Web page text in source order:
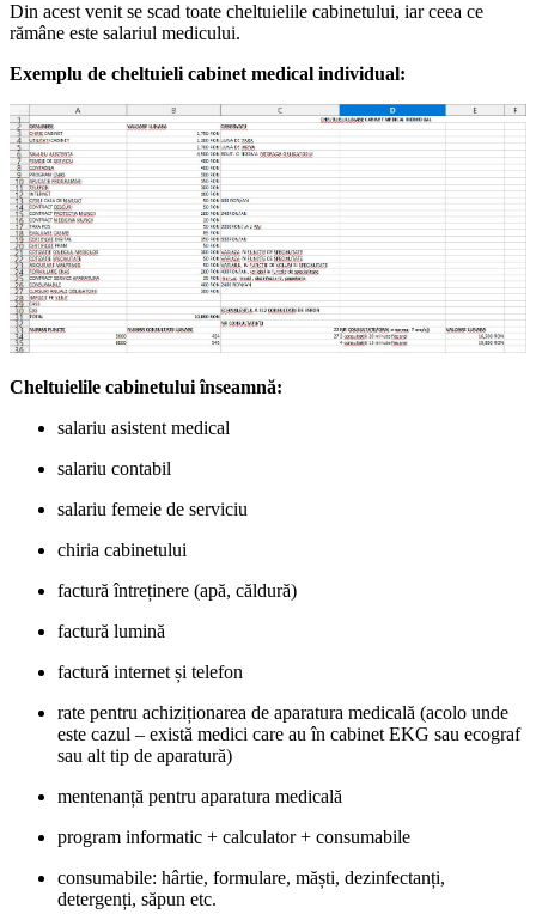
Din acest venit se scad toate cheltuielile cabinetului, iar ceea ce
rămâne este salariul medicului.
Exemplu de cheltuieli cabinet medical individual:
Cheltuielile cabinetului înseamnă:
salariu asistent medical
salariu contabil
salariu femeie de serviciu
chiria cabinetului
factură întreținere (apă, căldură)
factură lumină
factură internet și telefon
rate pentru achiziționarea de aparatura medicală (acolo unde
este cazul – există medici care au în cabinet EKG sau ecograf
sau alt tip de aparatură)
mentenanță pentru aparatura medicală
program informatic + calculator + consumabile
consumabile: hârtie, formulare, măști, dezinfectanți,
detergenți, săpun etc.